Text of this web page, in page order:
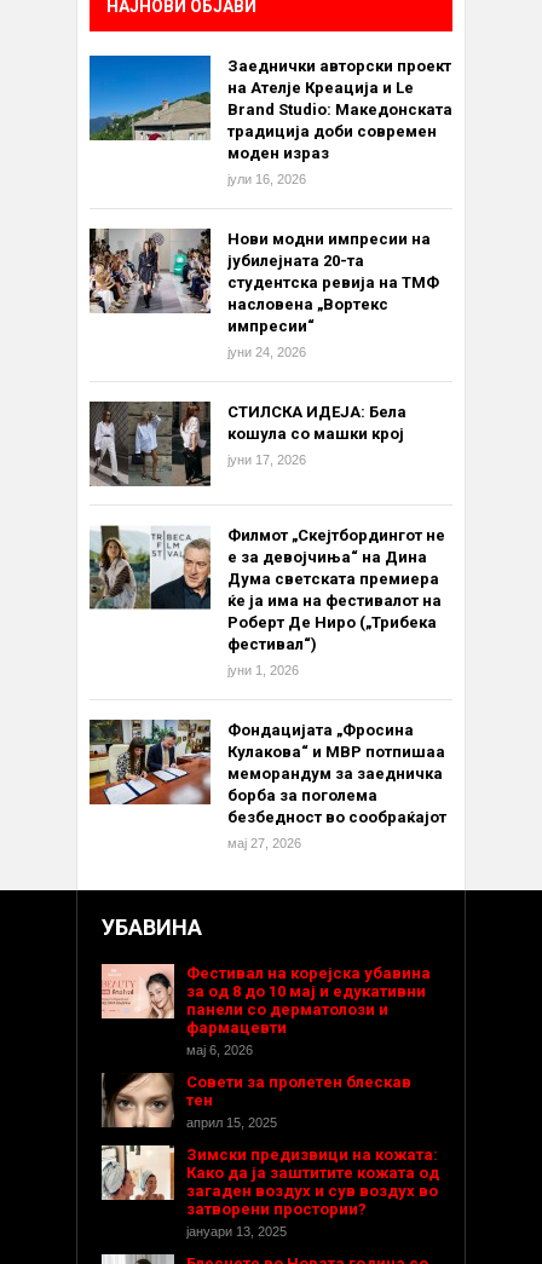
НАЈНОВИ ОБЈАВИ
Заеднички авторски проект
на Ателје Креација и Le
Brand Studio: Македонската
традиција доби современ
моден израз
јули 16, 2026
Нови модни импресии на
јубилејната 20-та
студентска ревија на ТМФ
насловена „Вортекс
импресии“
јуни 24, 2026
СТИЛСКА ИДЕЈА: Бела
кошула со машки крој
јуни 17, 2026
Филмот „Скејтбордингот не
е за девојчиња“ на Дина
Дума светската премиера
ќе ја има на фестивалот на
Роберт Де Ниро („Трибека
фестивал“)
јуни 1, 2026
Фондацијата „Фросина
Кулакова“ и МВР потпишаа
меморандум за заедничка
борба за поголема
безбедност во сообраќајот
мај 27, 2026
УБАВИНА
Фестивал на корејска убавина
за од 8 до 10 мај и едукативни
панели со дерматолози и
фармацевти
мај 6, 2026
Совети за пролетен блескав
тен
април 15, 2025
Зимски предизвици на кожата:
Како да ја заштитите кожата од
загаден воздух и сув воздух во
затворени простории?
јануари 13, 2025